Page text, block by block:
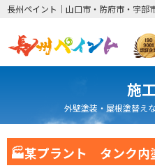
長州ペイント｜山口市・防府市・宇部
施
外壁塗装・屋根塗替え
🏭某プラント タンク